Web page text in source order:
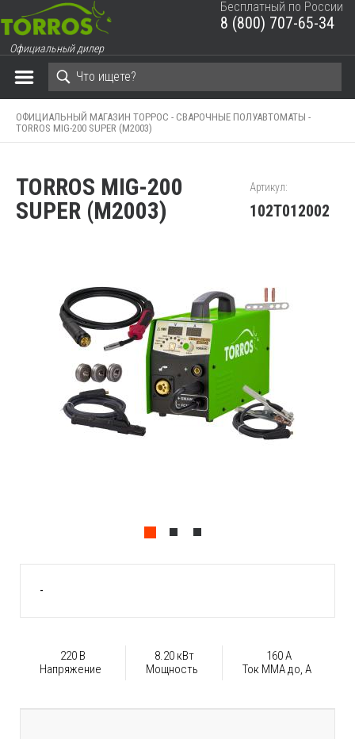
Официальный дилер
Бесплатный по России
8 (800) 707-65-34
ОФИЦИАЛЬНЫЙ МАГАЗИН ТОРРОС - СВАРОЧНЫЕ ПОЛУАВТОМАТЫ -
TORROS MIG-200 SUPER (M2003)
TORROS MIG-200
SUPER (M2003)
Артикул:
102Т012002
-
220 В
Напряжение
8.20 кВт
Мощность
160 А
Ток ММА до, А
ЗАКРЫТЬ КОРЗИНУ